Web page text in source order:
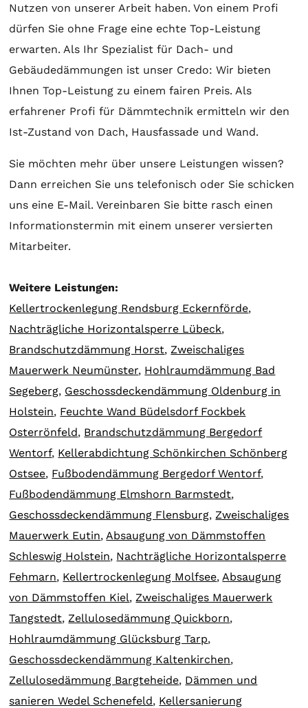
Nutzen von unserer Arbeit haben. Von einem Profi
dürfen Sie ohne Frage eine echte Top-Leistung
erwarten. Als Ihr Spezialist für Dach- und
Gebäudedämmungen ist unser Credo: Wir bieten
Ihnen Top-Leistung zu einem fairen Preis. Als
erfahrener Profi für Dämmtechnik ermitteln wir den
Ist-Zustand von Dach, Hausfassade und Wand.
Sie möchten mehr über unsere Leistungen wissen?
Dann erreichen Sie uns telefonisch oder Sie schicken
uns eine E-Mail. Vereinbaren Sie bitte rasch einen
Informationstermin mit einem unserer versierten
Mitarbeiter.
Weitere Leistungen:
Kellertrockenlegung Rendsburg Eckernförde,
Nachträgliche Horizontalsperre Lübeck,
Brandschutzdämmung Horst, Zweischaliges
Mauerwerk Neumünster, Hohlraumdämmung Bad
Segeberg, Geschossdeckendämmung Oldenburg in
Holstein, Feuchte Wand Büdelsdorf Fockbek
Osterrönfeld, Brandschutzdämmung Bergedorf
Wentorf, Kellerabdichtung Schönkirchen Schönberg
Ostsee, Fußbodendämmung Bergedorf Wentorf,
Fußbodendämmung Elmshorn Barmstedt,
Geschossdeckendämmung Flensburg, Zweischaliges
Mauerwerk Eutin, Absaugung von Dämmstoffen
Schleswig Holstein, Nachträgliche Horizontalsperre
Fehmarn, Kellertrockenlegung Molfsee, Absaugung
von Dämmstoffen Kiel, Zweischaliges Mauerwerk
Tangstedt, Zellulosedämmung Quickborn,
Hohlraumdämmung Glücksburg Tarp,
Geschossdeckendämmung Kaltenkirchen,
Zellulosedämmung Bargteheide, Dämmen und
sanieren Wedel Schenefeld, Kellersanierung